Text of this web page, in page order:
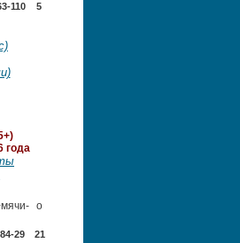
110 5
года
о
84-29 21